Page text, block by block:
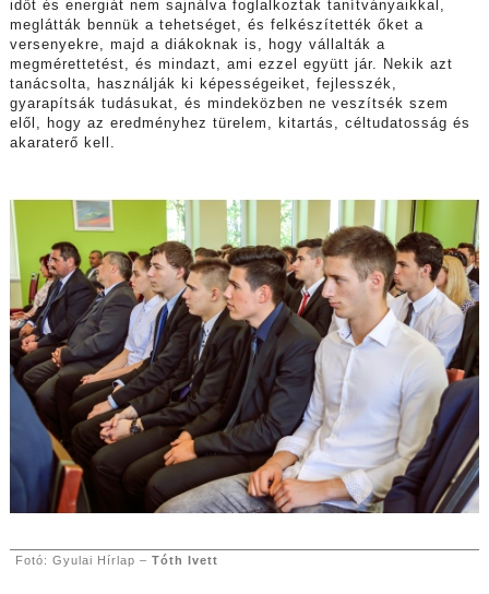
időt és energiát nem sajnálva foglalkoztak tanítványaikkal,
meglátták bennük a tehetséget, és felkészítették őket a
versenyekre, majd a diákoknak is, hogy vállalták a
megmérettetést, és mindazt, ami ezzel együtt jár. Nekik azt
tanácsolta, használják ki képességeiket, fejlesszék,
gyarapítsák tudásukat, és mindeközben ne veszítsék szem
elől, hogy az eredményhez türelem, kitartás, céltudatosság és
akaraterő kell.
Fotó: Gyulai Hírlap – Tóth Ivett